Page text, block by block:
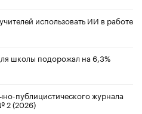
использовать ИИ в работе
школы подорожал на 6,3%
публицистического журнала
2 (2026)